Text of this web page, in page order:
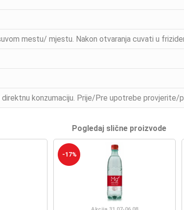
mestu/ mjestu. Nakon otvaranja cuvati u
direktnu konzumaciju. Prije/Pre upotrebe
Pogledaj slične proizvode
-17%